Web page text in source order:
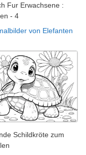
Fur Erwachsene :
- 4
von Elefanten
Schildkröte zum